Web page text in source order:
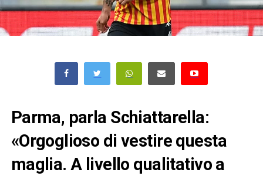
Parma, parla Schiattarella:
«Orgoglioso di vestire questa
maglia. A livello qualitativo a